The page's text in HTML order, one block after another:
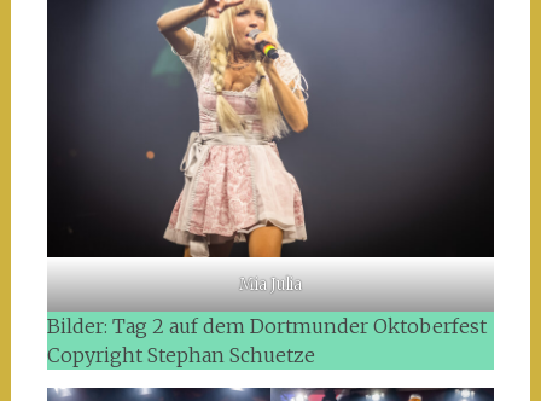
Mia Julia
Bilder: Tag 2 auf dem Dortmunder Oktoberfest
Copyright Stephan Schuetze